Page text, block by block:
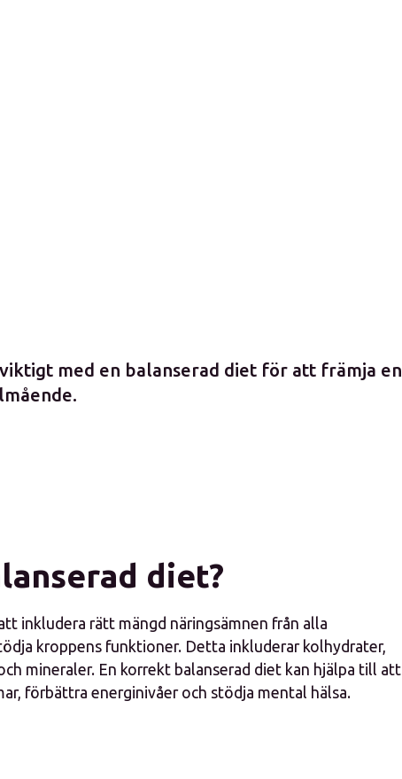
med en balanserad diet för att främja en
diet?
inkludera rätt mängd näringsämnen från alla
kroppens funktioner. Detta inkluderar kolhydrater,
mineraler. En korrekt balanserad diet kan hjälpa till att
förbättra energinivåer och stödja mental hälsa.